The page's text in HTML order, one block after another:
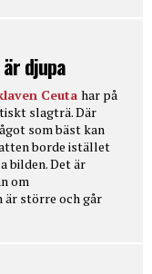
djupa
Ceuta har på
slagträ. Där
som bäst kan
borde istället
bilden. Det är
om
är större och går